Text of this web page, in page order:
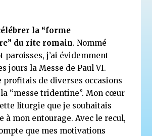
la “forme
du rite romain. Nommé
paroisses, j’ai évidemment
jours la Messe de Paul VI.
profitais de diverses occasions
“messe tridentine”. Mon cœur
liturgie que je souhaitais
à mon entourage. Avec le recul,
que mes motivations